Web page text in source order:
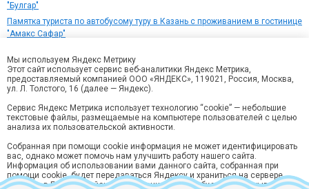
Мы используем Яндекс Метрику
Этот сайт использует сервис веб-аналитики Яндекс Метрика,
предоставляемый компанией ООО «ЯНДЕКС», 119021, Россия, Москва,
ул. Л. Толстого, 16 (далее — Яндекс).
Сервис Яндекс Метрика использует технологию “cookie” — небольшие
текстовые файлы, размещаемые на компьютере пользователей с целью
анализа их пользовательской активности.
Собранная при помощи cookie информация не может идентифицировать
вас, однако может помочь нам улучшить работу нашего сайта.
Информация об использовании вами данного сайта, собранная при
помощи cookie, будет передаваться Яндексу и храниться на сервере
Яндекса в ЕС и Российской Федерации. Яндекс будет обрабатывать эту
"Булгар"
Памятка туриста по автобусому туру в Казань с проживанием в гостинице
"Амакс Сафар"
гостинице "Давыдов"
Памятка туриста по автобусому туру в Казань с проживанием в
гостинице "Вояжъ"
Памятка туриста по автобусому туру в Казань с проживанием в гостинице
"Регина на Петербургской"
проживанием в гостинице "Эврика"